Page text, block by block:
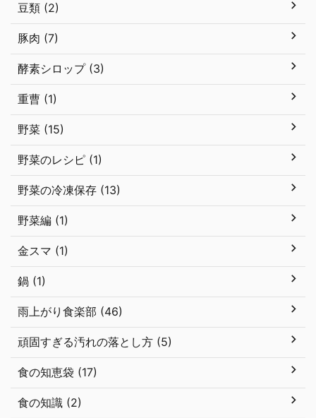
豆類 (2)
豚肉 (7)
酵素シロップ (3)
重曹 (1)
野菜 (15)
野菜のレシピ (1)
野菜の冷凍保存 (13)
野菜編 (1)
金スマ (1)
鍋 (1)
雨上がり食楽部 (46)
頑固すぎる汚れの落とし方 (5)
食の知恵袋 (17)
食の知識 (2)